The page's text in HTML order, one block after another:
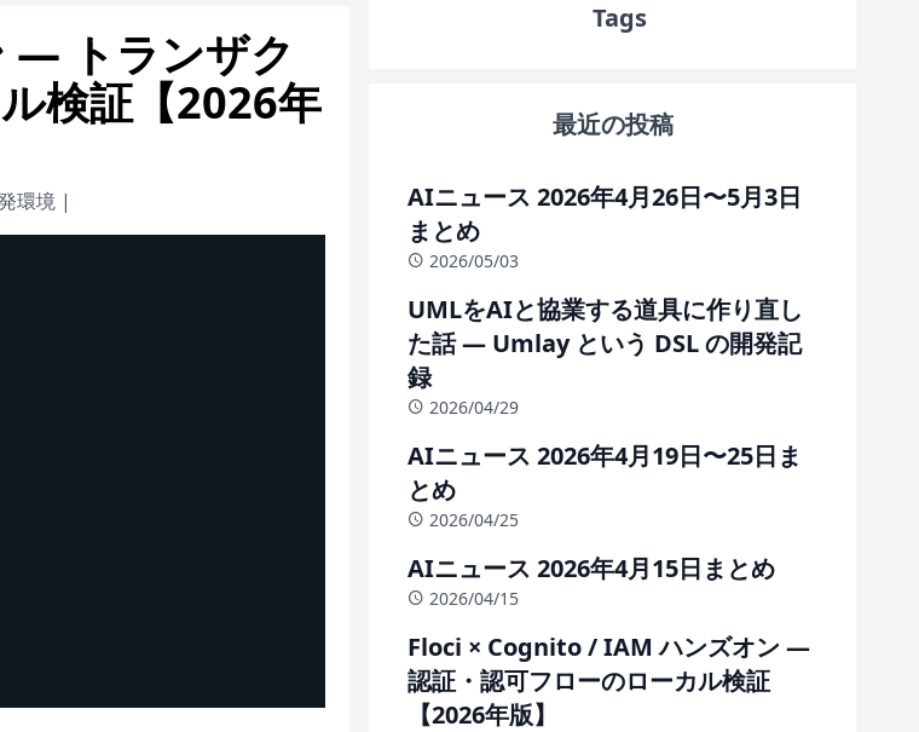
— トランザク
検証【2026年
環境 |
Tags
最近の投稿
AIニュース 2026年4月26日〜5月3日
まとめ
2026/05/03
UMLをAIと協業する道具に作り直し
た話 — Umlay という DSL の開発記
録
2026/04/29
AIニュース 2026年4月19日〜25日ま
とめ
2026/04/25
AIニュース 2026年4月15日まとめ
2026/04/15
Floci × Cognito / IAM ハンズオン —
認証・認可フローのローカル検証
【2026年版】